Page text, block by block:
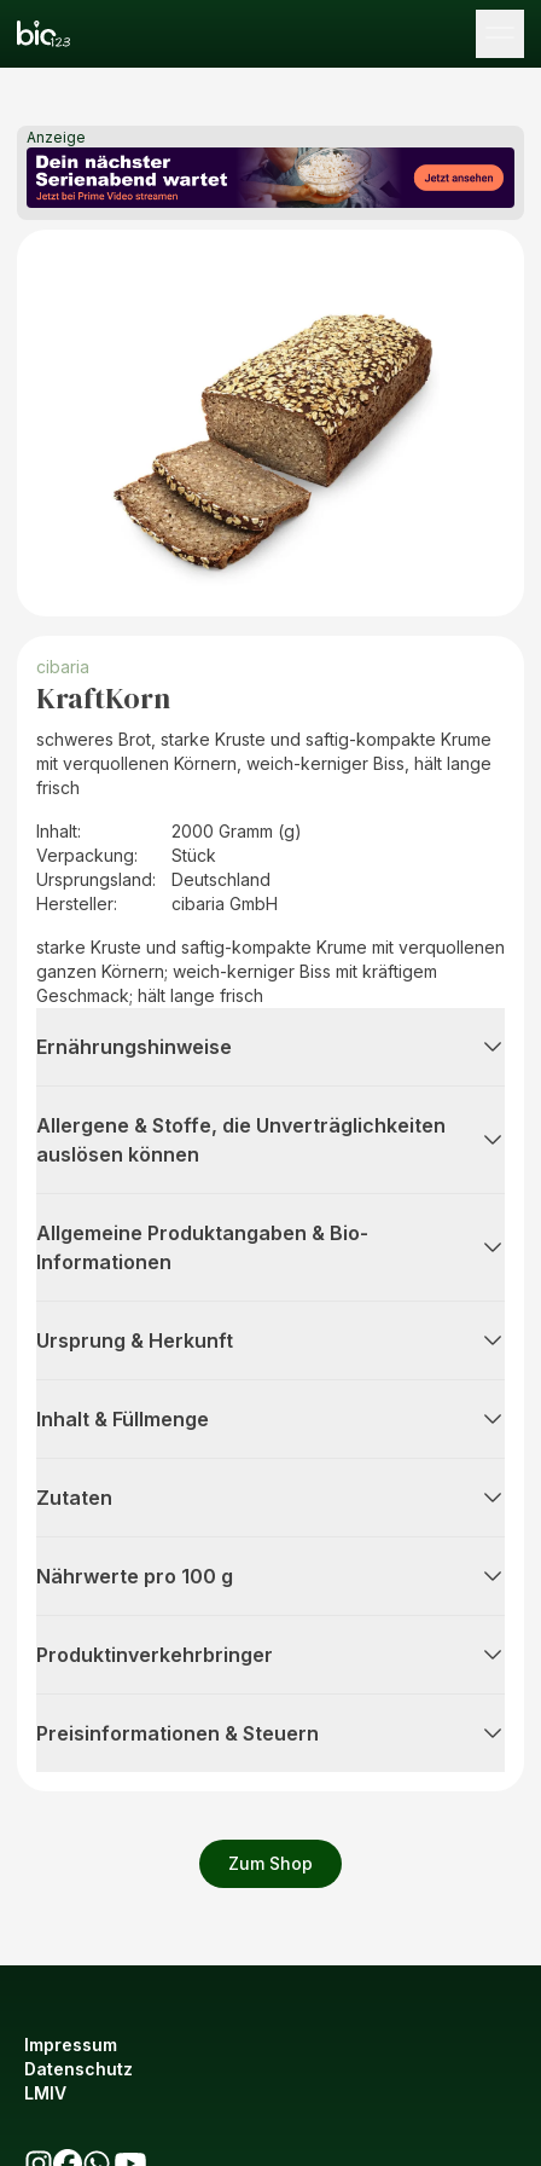
Anzeige
Zum Shop
cibaria
KraftKorn
schweres Brot, starke Kruste und saftig-kompakte Krume
mit verquollenen Körnern, weich-kerniger Biss, hält lange
frisch
Inhalt:
2000 Gramm (g)
Verpackung:
Stück
Ursprungsland:
Deutschland
Hersteller: cibaria GmbH
starke Kruste und saftig-kompakte Krume mit verquollenen
ganzen Körnern; weich-kerniger Biss mit kräftigem
Geschmack; hält lange frisch
Ernährungshinweise
Allergene & Stoffe, die Unverträglichkeiten
auslösen können
Allgemeine Produktangaben & Bio-
Informationen
Ursprung & Herkunft
Inhalt & Füllmenge
Zutaten
Nährwerte pro 100 g
Produktinverkehrbringer
Preisinformationen & Steuern
Impressum
Datenschutz
LMIV